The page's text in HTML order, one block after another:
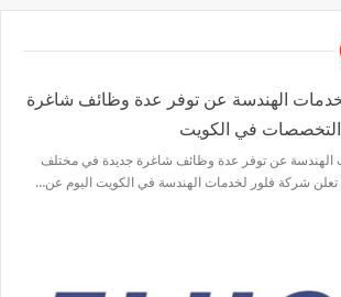
الهندسة عن توفر عدة وظائف شاغرة
في الكويت
الهندسة عن توفر عدة وظائف شاغرة جديدة في مختلف
شركة فلور لخدمات الهندسة في الكويت اليوم عن…